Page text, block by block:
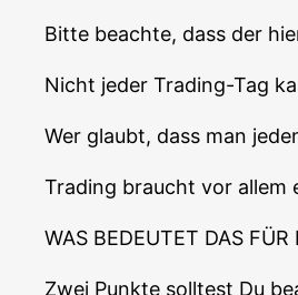
Bit­te beach­te, dass der
Nicht jeder Tra­ding-Tag
Wer glaubt, dass man
Tra­ding braucht vor allem
WAS BEDEUTET DAS
Zwei Punk­te soll­test Du